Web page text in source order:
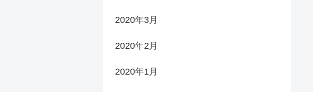
2020年3月
2020年2月
2020年1月